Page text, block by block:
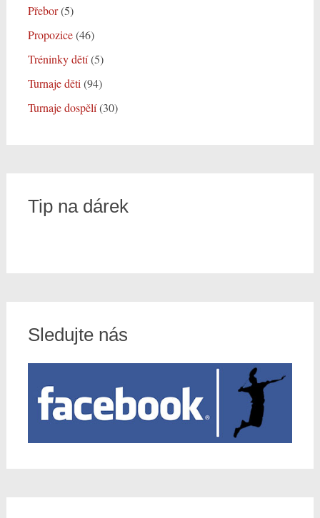
Přebor(5)
Propozice(46)
Tréninky dětí(5)
Turnaje děti (94)
Turnaje dospělí(30)
Tip na dárek
Sledujte nás